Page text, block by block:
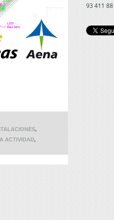
,
ACTIVIDAD,
93 411